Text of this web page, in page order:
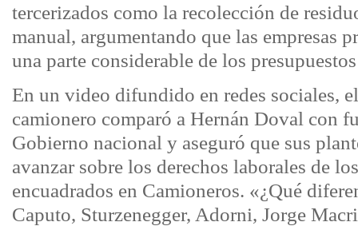
tercerizados como la recolección de
manual, argumentando que las empresas
una parte considerable de los
En un video difundido en redes sociales,
camionero comparó a Hernán Doval con
Gobierno nacional y aseguró que sus
avanzar sobre los derechos laborales de
encuadrados en Camioneros. «¿Qué
Caputo, Sturzenegger, Adorni, Jorge